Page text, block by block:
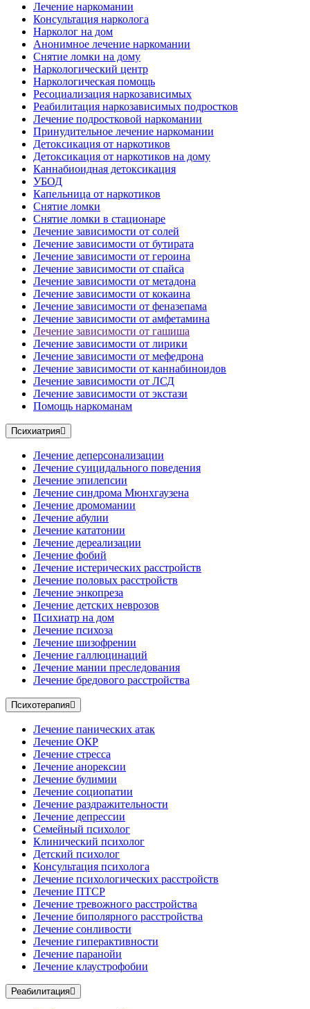
Лечение наркомании
Консультация нарколога
Нарколог на дом
Анонимное лечение наркомании
Снятие ломки на дому
Наркологический центр
Наркологическая помощь
Ресоциализация наркозависимых
Реабилитация наркозависимых подростков
Лечение подростковой наркомании
Принудительное лечение наркомании
Детоксикация от наркотиков
Детоксикация от наркотиков на дому
Каннабиоидная детоксикация
УБОД
Капельница от наркотиков
Снятие ломки
Снятие ломки в стационаре
Лечение зависимости от солей
Лечение зависимости от бутирата
Лечение зависимости от героина
Лечение зависимости от спайса
Лечение зависимости от метадона
Лечение зависимости от кокаина
Лечение зависимости от феназепама
Лечение зависимости от амфетамина
Лечение зависимости от гашиша
Лечение зависимости от лирики
Лечение зависимости от мефедрона
Лечение зависимости от каннабиноидов
Лечение зависимости от ЛСД
Лечение зависимости от экстази
Помощь наркоманам
Психиатрия
Лечение деперсонализации
Лечение суицидального поведения
Лечение эпилепсии
Лечение синдрома Мюнхгаузена
Лечение дромомании
Лечение абулии
Лечение кататонии
Лечение дереализации
Лечение фобий
Лечение истерических расстройств
Лечение половых расстройств
Лечение энкопреза
Лечение детских неврозов
Психиатр на дом
Лечение психоза
Лечение шизофрении
Лечение галлюцинаций
Лечение мании преследования
Лечение бредового расстройства
Психотерапия
Лечение панических атак
Лечение ОКР
Лечение стресса
Лечение анорексии
Лечение булимии
Лечение социопатии
Лечение раздражительности
Лечение депрессии
Семейный психолог
Клинический психолог
Детский психолог
Консультация психолога
Лечение психологических расстройств
Лечение ПТСР
Лечение тревожного расстройства
Лечение биполярного расстройства
Лечение сонливости
Лечение гиперактивности
Лечение паранойи
Лечение клаустрофобии
Реабилитация